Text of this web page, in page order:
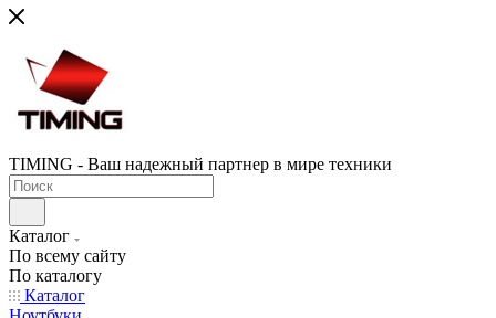
TIMING - Ваш надежный партнер в мире техники
Каталог
По всему сайту
По каталогу
Каталог